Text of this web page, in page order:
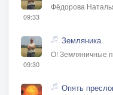
09:33
Фёдорова
09:30
Земляника
О! Земляничные
Опять